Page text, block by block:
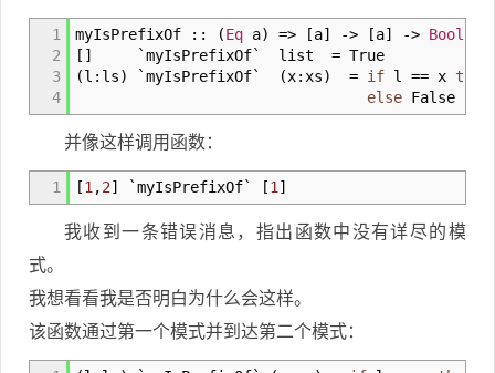
1
2
3
4
myIsPrefixOf :: (Eq a) => [a] -> [a] -> Bool
[ ] `myIsPrefixOf` list = True
(l : ls) `myIsPrefixOf` (x: xs) = if l == x then
else False
并像这样调用函数：
1 [1 ,2] `myIsPrefixOf` [1 ]
我收到一条错误消息，指出函数中没有详尽的模
式。
我想看看我是否明白为什么会这样。
该函数通过第一个模式并到达第二个模式：